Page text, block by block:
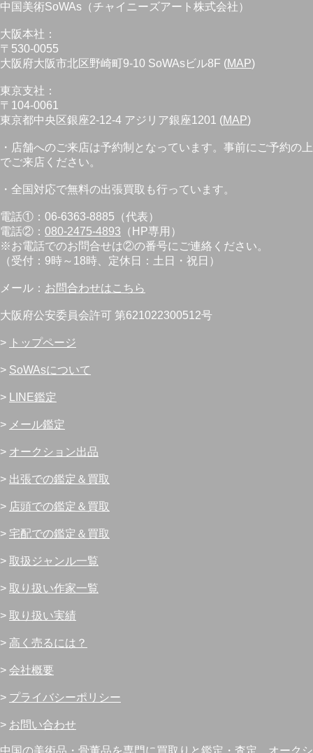
中国美術SoWAs（チャイニーズアート株式会社）
大阪本社：
〒530-0055
大阪府大阪市北区野崎町9-10 SoWAsビル8F (MAP)
東京支社：
〒104-0061
東京都中央区銀座2-12-4 アジリア銀座1201 (MAP)
・店舗へのご来店は予約制となっています。事前にご予約の上
でご来店ください。
・全国対応で無料の出張買取も行っています。
電話①：06-6363-8885（代表）
電話②： 080-2475-4893 （HP専用）
※お電話でのお問合せは②の番号にご連絡ください。
（受付：9時～18時、定休日：土日・祝日）
メール： お問合わせはこちら
大阪府公安委員会許可 第621022300512号
> トップページ
> SoWAsについて
> LINE鑑定
> メール鑑定
> オークション出品
> 出張での鑑定＆買取
> 店頭での鑑定＆買取
> 宅配での鑑定＆買取
> 取扱ジャンル一覧
> 取り扱い作家一覧
> 取り扱い実績
> 高く売るには？
> 会社概要
> プライバシーポリシー
> お問い合わせ
中国の美術品・骨董品を専門に買取りと鑑定・査定、オークシ